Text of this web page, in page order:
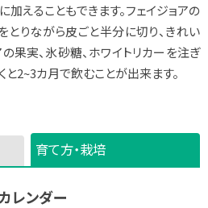
えることもできます。フェイジョアの
りながら皮ごと半分に切り、きれい
果実、氷砂糖、ホワイトリカーを注ぎ
と2~3カ月で飲むことが出来ます。
育て方・栽培
レンダー